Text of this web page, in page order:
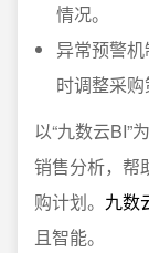
情况。
异常预警
时调整采购
以“九数云BI”
销售分析，帮
购计划。 九数
且智能。